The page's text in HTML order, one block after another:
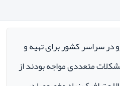
در سراسر کشور برای تهیه و
متعددی مواجه بودند از